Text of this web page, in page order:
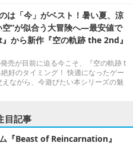
は「今」がベスト！暑い夏、涼
空”が似合う大冒険へ―最安値で
から新作『空の軌跡 the 2nd』
売が目前に迫る今こそ、『空の軌跡 t
好のタイミング！ 快適になったゲー
ながら、今遊びたい本シリーズの魅
目記事
『Beast of Reincarnation』